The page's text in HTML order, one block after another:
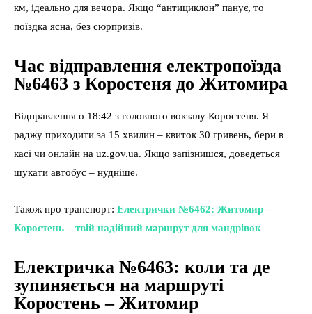
км, ідеально для вечора. Якщо “антициклон” панує, то
поїздка ясна, без сюрпризів.
Час відправлення електропоїзда
№6463 з Коростеня до Житомира
Відправлення о 18:42 з головного вокзалу Коростеня. Я
раджу приходити за 15 хвилин – квиток 30 гривень, бери в
касі чи онлайн на uz.gov.ua. Якщо запізнишся, доведеться
шукати автобус – нудніше.
Також про транспорт: Електрички №6462: Житомир –
Коростень – твій надійний маршрут для мандрівок
Електричка №6463: коли та де
зупиняється на маршруті
Коростень – Житомир